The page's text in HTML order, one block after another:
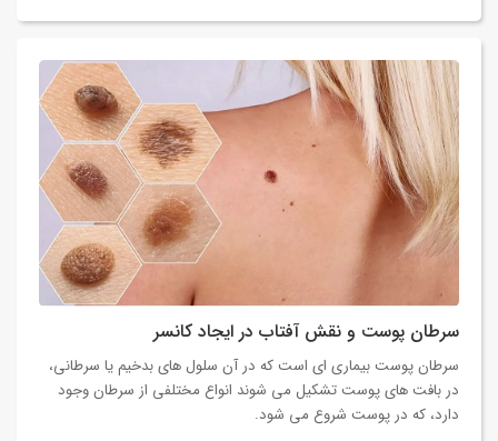
سرطان پوست و نقش آفتاب در ایجاد کانسر
سرطان پوست بیماری ای است که در آن سلول های بدخیم یا سرطانی،
در بافت های پوست تشکیل می شوند انواع مختلفی از سرطان وجود
دارد، که در پوست شروع می شود.